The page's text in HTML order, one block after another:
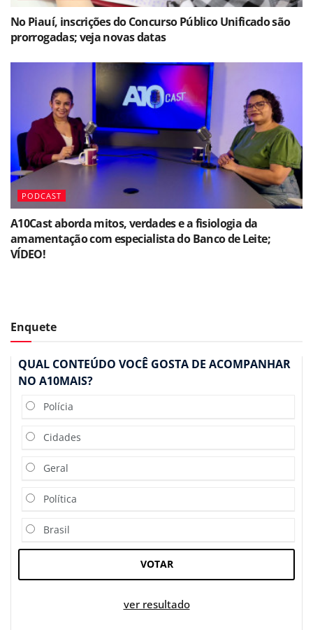
No Piauí, inscrições do Concurso Público Unificado são
prorrogadas; veja novas datas
PODCAST
A10Cast aborda mitos, verdades e a fisiologia da
amamentação com especialista do Banco de Leite;
VÍDEO!
Enquete
QUAL CONTEÚDO VOCÊ GOSTA DE ACOMPANHAR
NO A10MAIS?
Polícia
Cidades
Geral
Política
Brasil
VOTAR
ver resultado